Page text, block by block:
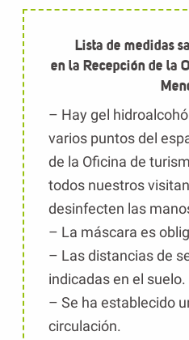
Lista de medidas
en la Recepción de la
– Hay gel
varios puntos del
de la Oficina de
todos nuestros
desinfecten las
– La máscara es
– Las distancias de
indicadas en el suelo.
– Se ha establecido
circulación.